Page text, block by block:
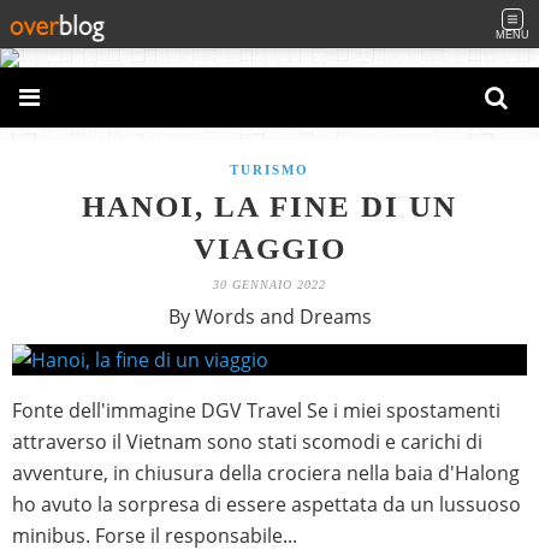
MENU
TURISMO
HANOI, LA FINE DI UN
VIAGGIO
30 GENNAIO 2022
By Words and Dreams
Fonte dell'immagine DGV Travel Se i miei spostamenti
attraverso il Vietnam sono stati scomodi e carichi di
avventure, in chiusura della crociera nella baia d'Halong
ho avuto la sorpresa di essere aspettata da un lussuoso
minibus. Forse il responsabile...